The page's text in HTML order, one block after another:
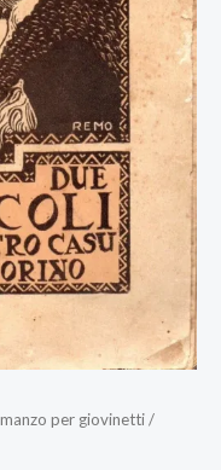
per giovinetti /